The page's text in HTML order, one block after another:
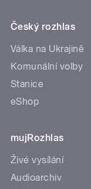
Český rozhlas
Válka na Ukrajině
Komunální volby
Stanice
eShop
mujRozhlas
Živé vysílání
Audioarchiv